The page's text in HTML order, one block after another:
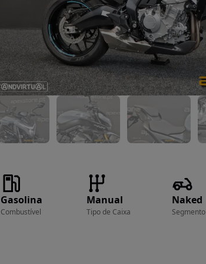
Gasolina
Combustível
Manual
Tipo de Caixa
Naked
Segmento